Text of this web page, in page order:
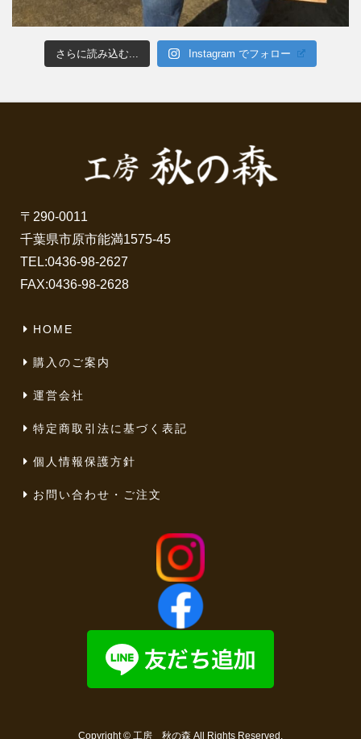
さらに読み込む... Instagram でフォロー
〒290-0011
千葉県市原市能満1575-45
TEL:0436-98-2627
FAX:0436-98-2628
HOME
購入のご案内
運営会社
特定商取引法に基づく表記
個人情報保護方針
お問い合わせ・ご注文
Copyright © 工房 秋の森 All Rights Reserved.